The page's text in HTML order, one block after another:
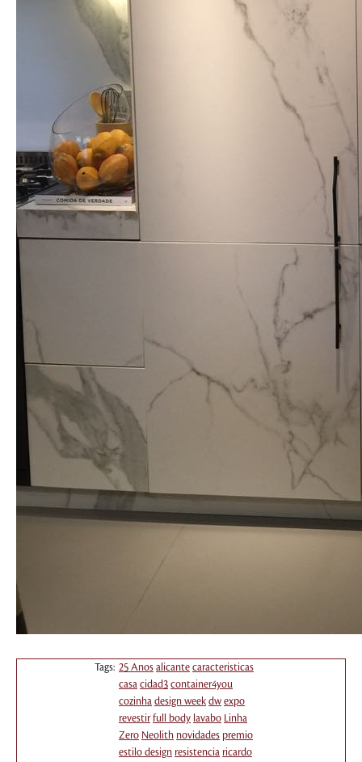
Tags: 25 Anos alicante caracteristicas
casa cidad3 container4you
cozinha design week dw expo
revestir full body lavabo Linha
Zero Neolith novidades premio
estilo design resistencia ricardo